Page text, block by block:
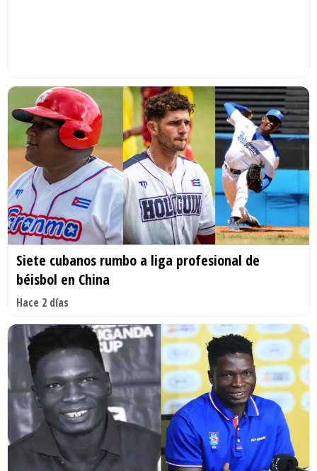
Siete cubanos rumbo a liga profesional de
béisbol en China
Hace 2 días